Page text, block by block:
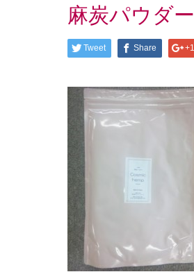
麻炭パウダ
Tweet Share +1